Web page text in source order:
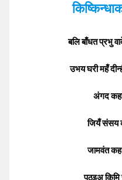
बलि बाँधत प्रभु
उभय घरी महँ
अंगद
जियँ संसय
जामवंत
पठइअ